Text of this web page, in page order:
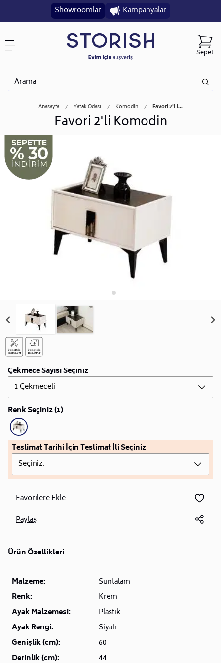
Showroomlar Kampanyalar
Sepet
Anasayfa Yatak Odası Komodin Favori 2'li...
Favori 2'li Komodin
Çekmece Sayısı Seçiniz
1 Çekmeceli
Renk Seçiniz (1)
Teslimat Tarihi İçin Teslimat İli Seçiniz
Seçiniz.
Favorilere Ekle
Paylaş
Ürün Özellikleri
Malzeme:
Suntalam
Renk:
Krem
Ayak Malzemesi:
Plastik
Ayak Rengi:
Siyah
Genişlik (cm):
60
Derinlik (cm):
44